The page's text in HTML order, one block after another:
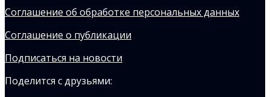
Соглашение об обработке персональных данных
Соглашение о публикации
Подписаться на новости
Поделится с друзьями: